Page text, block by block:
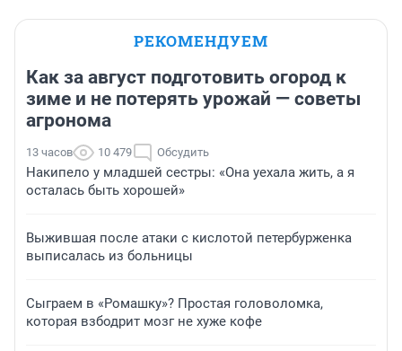
РЕКОМЕНДУЕМ
Как за август подготовить огород к
зиме и не потерять урожай — советы
агронома
13 часов 10 479 Обсудить
Накипело у младшей сестры: «Она уехала жить, а я
осталась быть хорошей»
Выжившая после атаки с кислотой петербурженка
выписалась из больницы
Сыграем в «Ромашку»? Простая головоломка,
которая взбодрит мозг не хуже кофе